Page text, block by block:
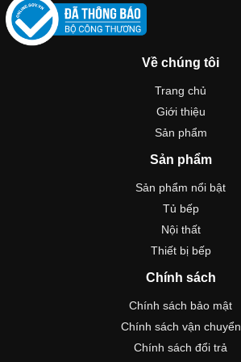
Về chúng tôi
Trang chủ
Giới thiệu
Sản phẩm
Sản phẩm
Sản phẩm nổi bật
Tủ bếp
Nội thất
Thiết bị bếp
Chính sách
Chính sách bảo mật
Chính sách vận chuyển
Chính sách đổi trả